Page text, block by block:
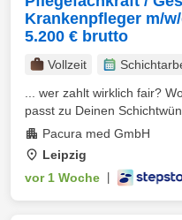
Krankenpfleger m/
5.200 € brutto
Vollzeit
... wer zahlt wirklich fair?
passt zu Deinen
Pacura med GmbH
Leipzig
vor 1 Woche